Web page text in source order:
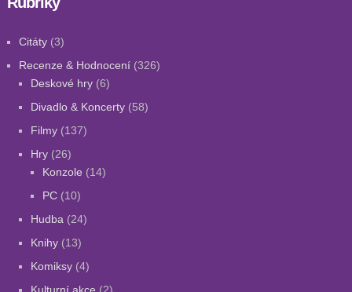
Citáty(3)
Recenze & Hodnocení(326)
Deskové hry(6)
Divadlo & Koncerty(58)
Filmy(137)
Hry(26)
Konzole (14)
PC(10)
Hudba(24)
Knihy(13)
Komiksy(4)